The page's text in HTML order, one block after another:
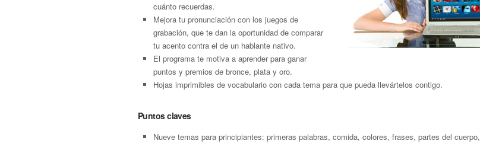
cuánto recuerdas.
Mejora tu pronunciación con los juegos de
grabación, que te dan la oportunidad de comparar
tu acento contra el de un hablante nativo.
El programa te motiva a aprender para ganar
puntos y premios de bronce, plata y oro.
Hojas imprimibles de vocabulario con cada tema para que pueda llevártelos contigo.
Puntos claves
Nueve temas para principiantes: primeras palabras, comida, colores, frases, partes del cuerpo,